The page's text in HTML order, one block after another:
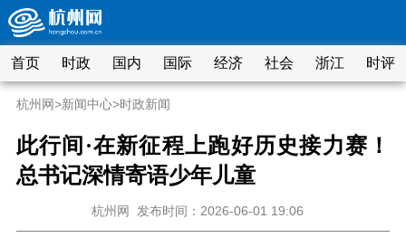
首页 时政 国内 国际 经济 社会 浙江 时评
杭州网>新闻中心>时政新闻
此行间·在新征程上跑好历史接力赛！
总书记深情寄语少年儿童
杭州网 发布时间：2026-06-01 19:06